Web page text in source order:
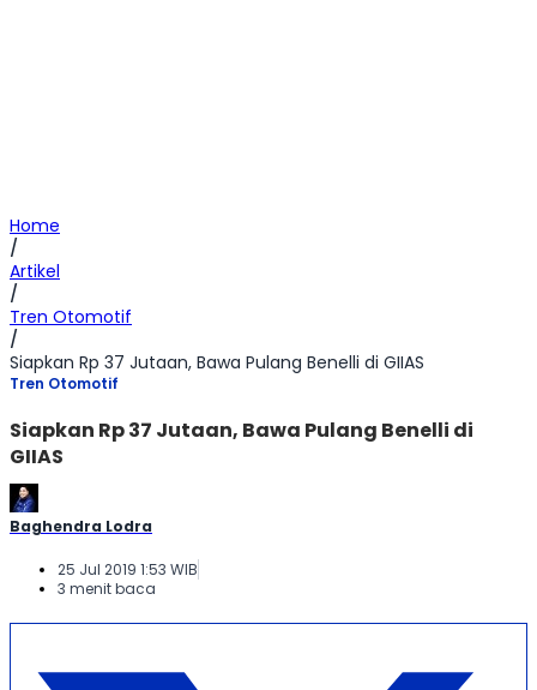
Home
/
Artikel
/
Tren Otomotif
/
Siapkan Rp 37 Jutaan, Bawa Pulang Benelli di GIIAS
Tren Otomotif
Siapkan Rp 37 Jutaan, Bawa Pulang Benelli di
GIIAS
Baghendra Lodra
25 Jul 2019 1:53 WIB
3 menit baca